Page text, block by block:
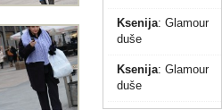
Ksenija: Glamour
duše
Ksenija: Glamour
duše